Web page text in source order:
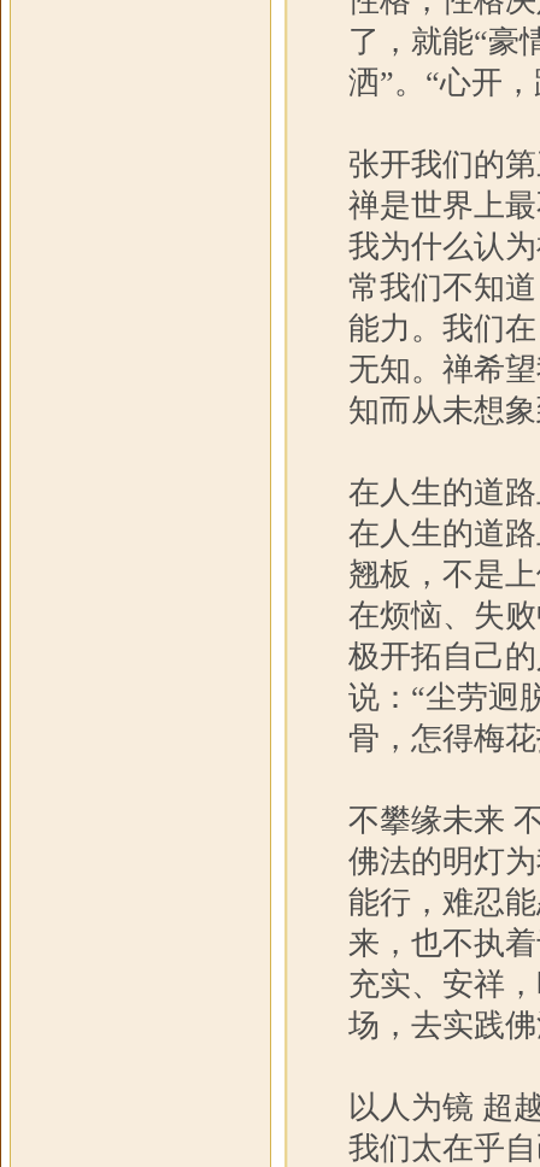
了，就能“豪
洒”。“心开
张开我们的
禅是世界上
我为什么认
常我们不知
能力。我们
无知。禅希
知而从未想
在人生的道
在人生的道
翘板，不是
在烦恼、失
极开拓自己
说：“尘劳迥
骨，怎得梅
不攀缘未来
佛法的明灯
能行，难忍
来，也不执
充实、安祥
场，去实践
以人为镜 超
我们太在乎